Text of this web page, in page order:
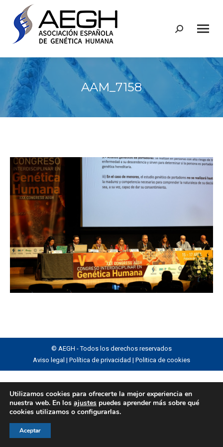
Buscar:
AAM_7158
© AEGH - Todos los derechos reservados
Aviso legal | Política de privacidad | Politica de cookies
Utilizamos cookies para ofrecerte la mejor experiencia en
nuestra web. En los ajustes puedes aprender más sobre qué
cookies utilizamos o configurarlas.
Aceptar